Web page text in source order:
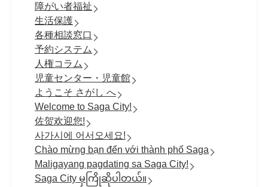
障がい者福祉
生活保護
各種相談窓口
予約システム
人権コラム
児童センター・児童館
ようこそ さがし へ
Welcome to Saga City!
佐贺欢迎您!
사가시에 어서오세요!
Chào mừng bạn đến với thành phố Saga
Maligayang pagdating sa Saga City!
Saga City မှကြိုဆိုပါတယ်။